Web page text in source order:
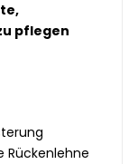
pflegen
Rückenlehne